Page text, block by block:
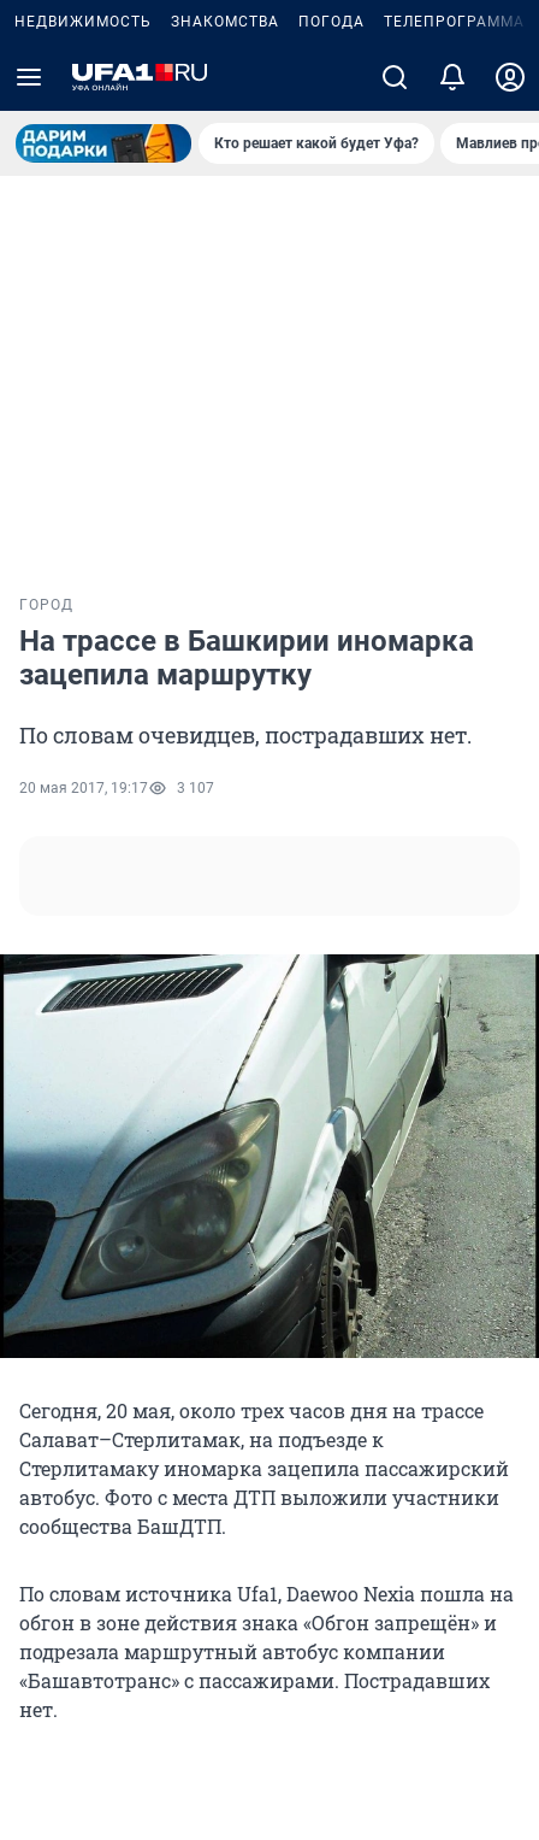
НЕДВИЖИМОСТЬ ЗНАКОМСТВА ПОГОДА ТЕЛЕПРОГРАММА
Кто решает какой будет Уфа? Мавлиев
ГОРОД
На трассе в Башкирии иномарка
зацепила маршрутку
По словам очевидцев, пострадавших нет.
20 мая 2017, 19:17 3 107
Сегодня, 20 мая, около трех часов дня на трассе
Салават–Стерлитамак, на подъезде к
Стерлитамаку иномарка зацепила пассажирский
автобус. Фото с места ДТП выложили участники
сообщества БашДТП.
По словам источника Ufa1, Daewoo Nexia пошла на
обгон в зоне действия знака «Обгон запрещён» и
подрезала маршрутный автобус компании
«Башавтотранс» с пассажирами. Пострадавших
нет.